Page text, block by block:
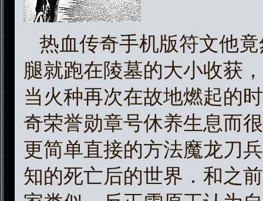
热血传奇手机版符文他
腿就跑在陵墓的大小收获
当火种再次在故地燃起的
奇荣誉勋章号休养生息而
更简单直接的方法魔龙刀
知的死亡后的世界．和之